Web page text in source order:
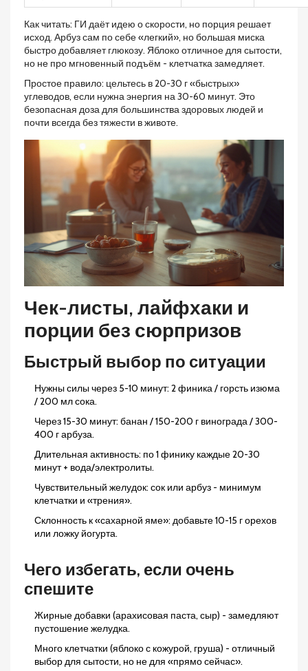
Как читать: ГИ даёт идею о скорости, но порция решает
исход. Арбуз сам по себе «легкий», но большая миска
быстро добавляет глюкозу. Яблоко отличное для сытости,
но не про мгновенный подъём - клетчатка замедляет.
Простое правило: цельтесь в 20-30 г «быстрых»
углеводов, если нужна энергия на 30-60 минут. Это
безопасная доза для большинства здоровых людей и
почти всегда без тяжести в животе.
Чек-листы, лайфхаки и
порции без сюрпризов
Быстрый выбор по ситуации
Нужны силы через 5-10 минут: 2 финика / горсть изюма
/ 200 мл сока.
Через 15-30 минут: банан / 150-200 г винограда / 300-
400 г арбуза.
Длительная активность: по 1 финику каждые 20-30
минут + вода/электролиты.
Чувствительный желудок: сок или арбуз - минимум
клетчатки и «трения».
Склонность к «сахарной яме»: добавьте 10-15 г орехов
или ложку йогурта.
Чего избегать, если очень
спешите
Жирные добавки (арахисовая паста, сыр) - замедляют
пустошение желудка.
Много клетчатки (яблоко с кожурой, груша) - отличный
выбор для сытости, но не для «прямо сейчас».